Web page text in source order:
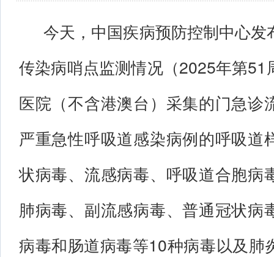
今天，中国疾病预防控制中心
传染病哨点监测情况（2025年第51
医院（不含港澳台）采集的门急诊
严重急性呼吸道感染病例的呼吸道
状病毒、流感病毒、呼吸道合胞病
肺病毒、副流感病毒、普通冠状病
病毒和肠道病毒等10种病毒以及肺